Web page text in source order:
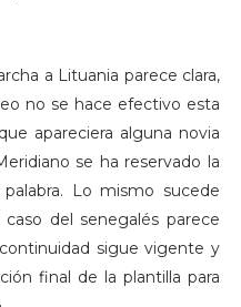
a Lituania parece clara,
no se hace efectivo esta
apareciera alguna novia
se ha reservado la
Lo mismo sucede
del senegalés parece
sigue vigente y
final de la plantilla para